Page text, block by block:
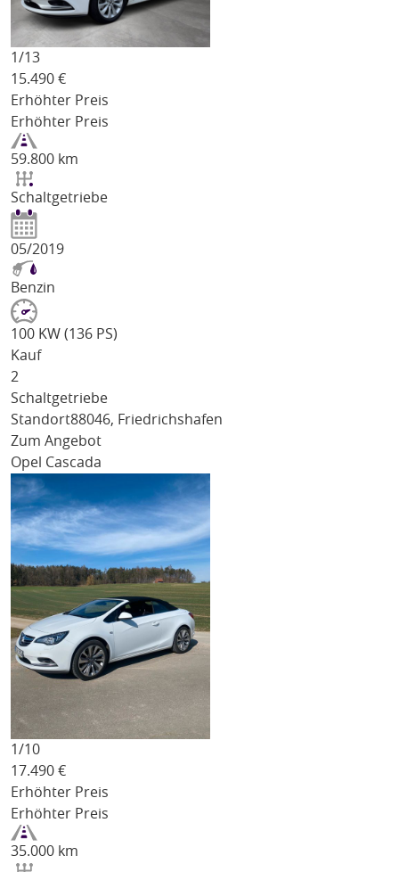
1/13
15.490 €
Erhöhter Preis
Erhöhter Preis
59.800 km
Schaltgetriebe
05/2019
Benzin
100 KW (136 PS)
Kauf
2
Schaltgetriebe
Standort88046, Friedrichshafen
Zum Angebot
Opel Cascada
1/10
17.490 €
Erhöhter Preis
Erhöhter Preis
35.000 km